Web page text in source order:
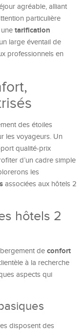
agréable, alliant
particulière
tarification
large éventail de
professionnels en
des étoiles
les voyageurs. Un
qualité-prix
d’un cadre simple
les
associées aux hôtels 2
hôtels 2
de confort
à la recherche
aspects qui
disposent des